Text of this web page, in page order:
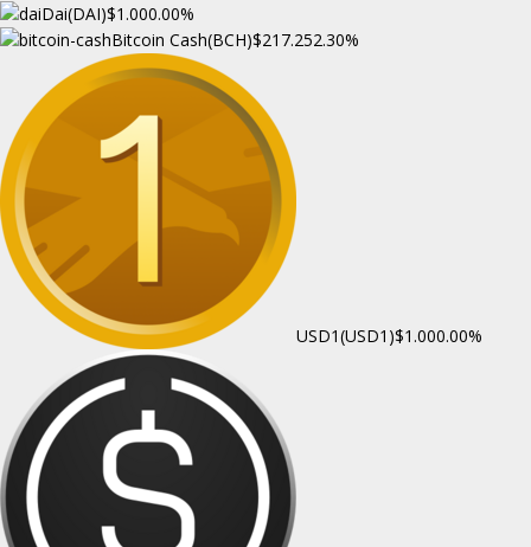
Dai(DAI)$1.000.00%
Bitcoin Cash(BCH)$217.252.30%
USD1(USD1)$1.000.00%